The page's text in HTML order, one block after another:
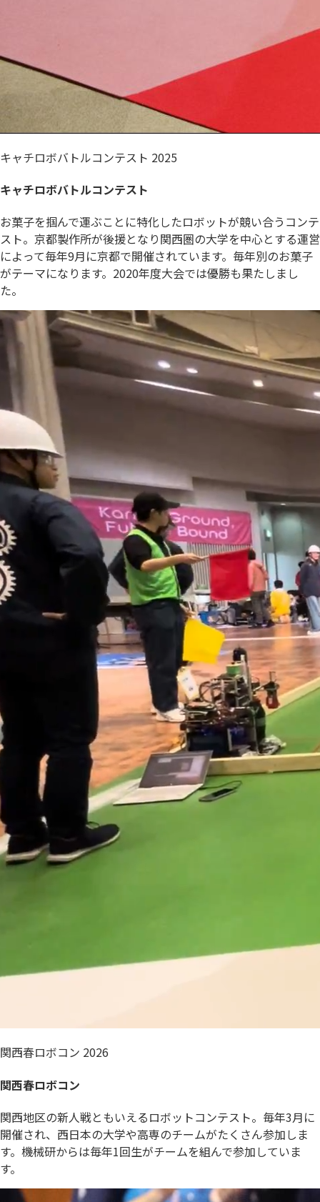
キャチロボバトルコンテスト 2025
キャチロボバトルコンテスト
お菓子を掴んで運ぶことに特化したロボットが競い合うコンテ
スト。京都製作所が後援となり関西圏の大学を中心とする運営
によって毎年9月に京都で開催されています。毎年別のお菓子
がテーマになります。2020年度大会では優勝も果たしまし
た。
関西春ロボコン 2026
関西春ロボコン
関西地区の新人戦ともいえるロボットコンテスト。毎年3月に
開催され、西日本の大学や高専のチームがたくさん参加しま
す。機械研からは毎年1回生がチームを組んで参加していま
す。